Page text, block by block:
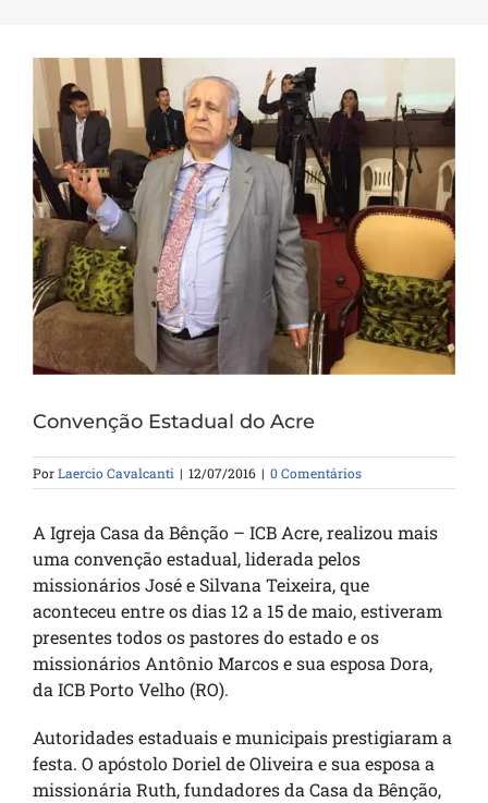
Convenção Estadual do Acre
PorLaercio Cavalcanti | 12/07/2016 | 0 Comentários
A Igreja Casa da Bênção – ICB Acre, realizou mais
uma convenção estadual, liderada pelos
missionários José e Silvana Teixeira, que
aconteceu entre os dias 12 a 15 de maio, estiveram
presentes todos os pastores do estado e os
missionários Antônio Marcos e sua esposa Dora,
da ICB Porto Velho (RO).
Autoridades estaduais e municipais prestigiaram a
festa. O apóstolo Doriel de Oliveira e sua esposa a
missionária Ruth, fundadores da Casa da Bênção,